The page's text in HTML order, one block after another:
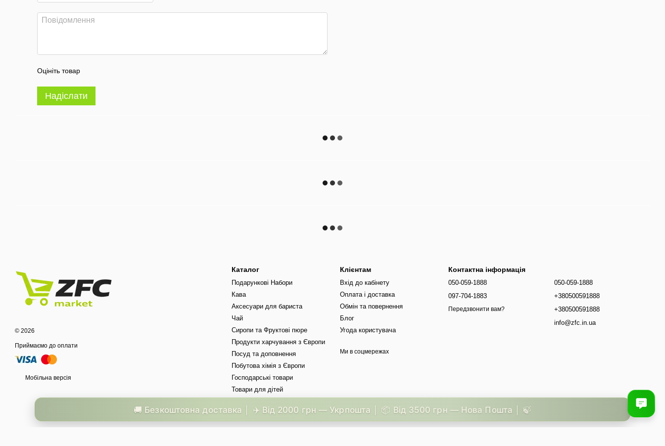
Оцініть товар
Надіслати
© 2026
Приймаємо до оплати
Мобільна версія
Каталог
Подарункові Набори
Кава
Аксесуари для бариста
Чай
Сиропи та Фруктові пюре
Продукти харчування з Європи
Посуд та доповнення
Побутова хімія з Європи
Господарські товари
Товари для дітей
Клієнтам
Вхід до кабінету
Оплата і доставка
Обмін та повернення
Блог
Угода користувача
Ми в соцмережах
Контактна інформація
050-059-1888
097-704-1883
Передзвонити вам?
050-059-1888
+380500591888
+380500591888
info@zfc.in.ua